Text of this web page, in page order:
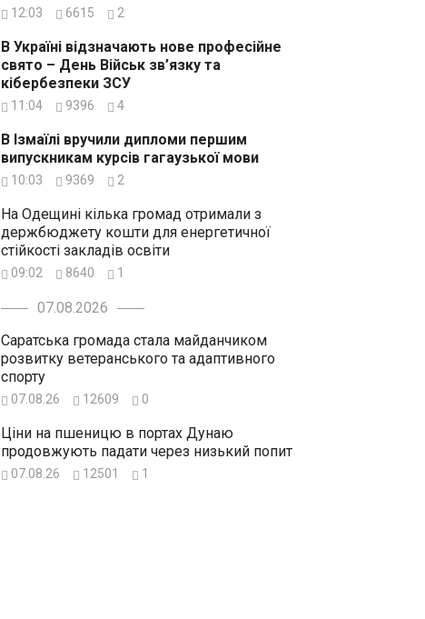
12:03 6615 2
В Україні відзначають нове професійне
свято – День Військ зв’язку та
кібербезпеки ЗСУ
11:04 9396 4
В Ізмаїлі вручили дипломи першим
випускникам курсів гагаузької мови
10:03 9369 2
На Одещині кілька громад отримали з
держбюджету кошти для енергетичної
стійкості закладів освіти
09:02 8640 1
07.08.2026
Саратська громада стала майданчиком
розвитку ветеранського та адаптивного
спорту
07.08.26 12609 0
Ціни на пшеницю в портах Дунаю
продовжують падати через низький попит
07.08.26 12501 1